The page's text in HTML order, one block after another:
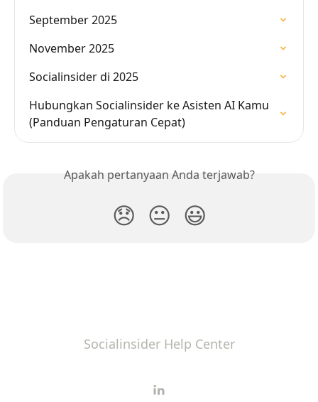
September 2025
November 2025
Socialinsider di 2025
Hubungkan Socialinsider ke Asisten AI Kamu
(Panduan Pengaturan Cepat)
Apakah pertanyaan Anda terjawab?
😞 😐 😃
Socialinsider Help Center